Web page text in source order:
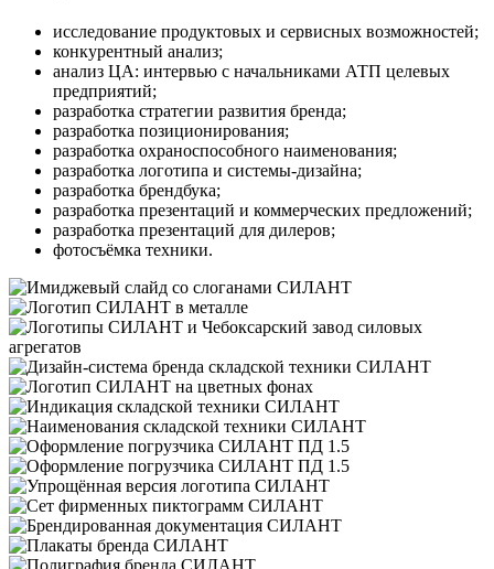
исследование продуктовых и сервисных возможностей;
конкурентный анализ;
анализ ЦА: интервью с начальниками АТП целевых
предприятий;
разработка стратегии развития бренда;
разработка позиционирования;
разработка охраноспособного наименования;
разработка логотипа и системы-дизайна;
разработка брендбука;
разработка презентаций и коммерческих предложений;
разработка презентаций для дилеров;
фотосъёмка техники.